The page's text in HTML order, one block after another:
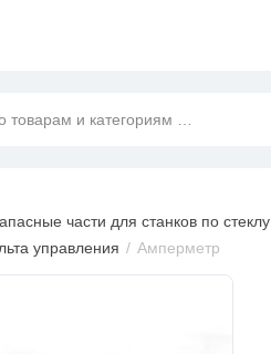
товарам и категориям
части для станков по стеклу
управления
Амперметр